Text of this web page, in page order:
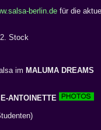
berlin.de für die
Stock
im MALUMA DREAMS
ANTOINETTE